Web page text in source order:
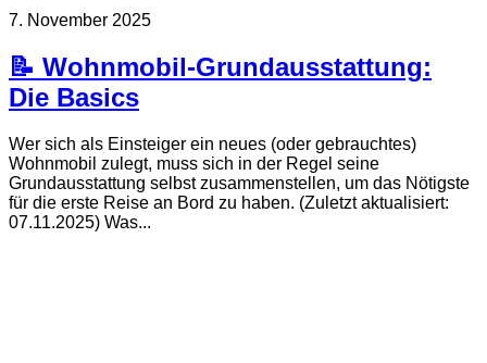
7. November 2025
📝 Wohnmobil-Grundausstattung:
Die Basics
Wer sich als Einsteiger ein neues (oder gebrauchtes)
Wohnmobil zulegt, muss sich in der Regel seine
Grundausstattung selbst zusammenstellen, um das Nötigste
für die erste Reise an Bord zu haben. (Zuletzt aktualisiert:
07.11.2025) Was...